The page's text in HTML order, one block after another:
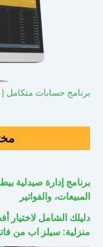
برنامج حسابات متكامل |
برنامج إدارة صيدلية
المبيعات، والفواتير
دليلك الشامل لاختيار
منزلية: سيلز اب من